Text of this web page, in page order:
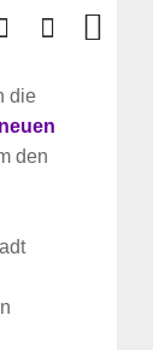
die
neuen
den